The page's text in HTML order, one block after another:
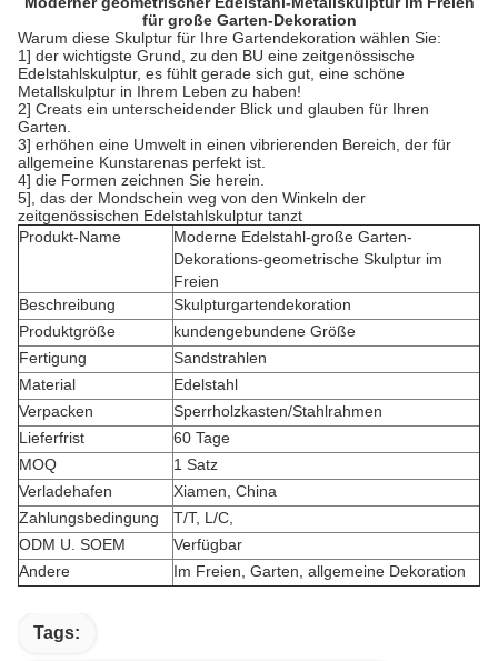
für große Garten-Dekoration
Warum diese Skulptur für Ihre Gartendekoration wählen Sie:
1] der wichtigste Grund, zu den BU eine zeitgenössische
Edelstahlskulptur, es fühlt gerade sich gut, eine schöne
Metallskulptur in Ihrem Leben zu haben!
2] Creats ein unterscheidender Blick und glauben für Ihren
Garten.
3] erhöhen eine Umwelt in einen vibrierenden Bereich, der für
allgemeine Kunstarenas perfekt ist.
4] die Formen zeichnen Sie herein.
5], das der Mondschein weg von den Winkeln der
zeitgenössischen Edelstahlskulptur tanzt
Produkt-Name
Moderne Edelstahl-große Garten-
Dekorations-geometrische Skulptur im
Freien
Beschreibung
Skulpturgartendekoration
Produktgröße
kundengebundene Größe
Fertigung
Sandstrahlen
Material
Edelstahl
Verpacken
Sperrholzkasten/Stahlrahmen
Lieferfrist
60 Tage
MOQ
1 Satz
Verladehafen
Xiamen, China
Zahlungsbedingung
T/T, L/C,
ODM U. SOEM
Verfügbar
Andere
Im Freien, Garten, allgemeine Dekoration
Tags: